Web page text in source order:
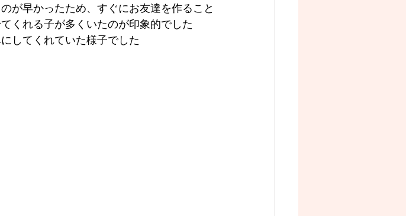
が早かったため、すぐにお友達を作ること
くれる子が多くいたのが印象的でした
してくれていた様子でした